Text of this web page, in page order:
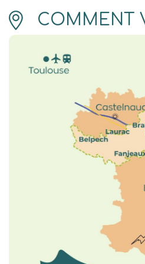
COMMENT